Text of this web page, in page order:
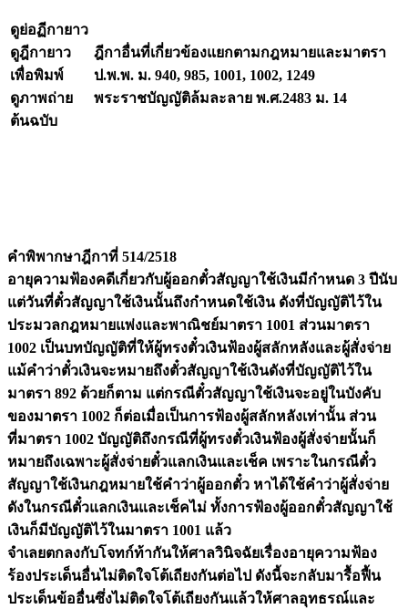
ดูย่อฏีกายาว
ดูฎีกายาว
เพื่อพิมพ์
ดูภาพถ่าย
ต้นฉบับ
ฎีกาอื่นที่เกี่ยวข้องแยกตามกฎหมายและมาตรา
ป.พ.พ. ม. 940, 985, 1001, 1002, 1249
พระราชบัญญัติล้มละลาย พ.ศ.2483 ม. 14
คำพิพากษาฎีกาที่ 514/2518
อายุความฟ้องคดีเกี่ยวกับผู้ออกตั๋วสัญญาใช้เงินมีกำหนด 3 ปีนับ
แต่วันที่ตั๋วสัญญาใช้เงินนั้นถึงกำหนดใช้เงิน ดังที่บัญญัติไว้ใน
ประมวลกฎหมายแพ่งและพาณิชย์มาตรา 1001 ส่วนมาตรา
1002 เป็นบทบัญญัติที่ให้ผู้ทรงตั๋วเงินฟ้องผู้สลักหลังและผู้สั่งจ่าย
แม้คำว่าตั๋วเงินจะหมายถึงตั๋วสัญญาใช้เงินดังที่บัญญัติไว้ใน
มาตรา 892 ด้วยก็ตาม แต่กรณีตั๋วสัญญาใช้เงินจะอยู่ในบังคับ
ของมาตรา 1002 ก็ต่อเมื่อเป็นการฟ้องผู้สลักหลังเท่านั้น ส่วน
ที่มาตรา 1002 บัญญัติถึงกรณีที่ผู้ทรงตั๋วเงินฟ้องผู้สั่งจ่ายนั้นก็
หมายถึงเฉพาะผู้สั่งจ่ายตั๋วแลกเงินและเช็ค เพราะในกรณีตั๋ว
สัญญาใช้เงินกฎหมายใช้คำว่าผู้ออกตั๋ว หาได้ใช้คำว่าผู้สั่งจ่าย
ดังในกรณีตั๋วแลกเงินและเช็คไม่ ทั้งการฟ้องผู้ออกตั๋วสัญญาใช้
เงินก็มีบัญญัติไว้ในมาตรา 1001 แล้ว
จำเลยตกลงกับโจทก์ท้ากันให้ศาลวินิจฉัยเรื่องอายุความฟ้อง
ร้องประเด็นอื่นไม่ติดใจโต้เถียงกันต่อไป ดังนี้จะกลับมารื้อฟื้น
ประเด็นข้ออื่นซึ่งไม่ติดใจโต้เถียงกันแล้วให้ศาลอุทธรณ์และ